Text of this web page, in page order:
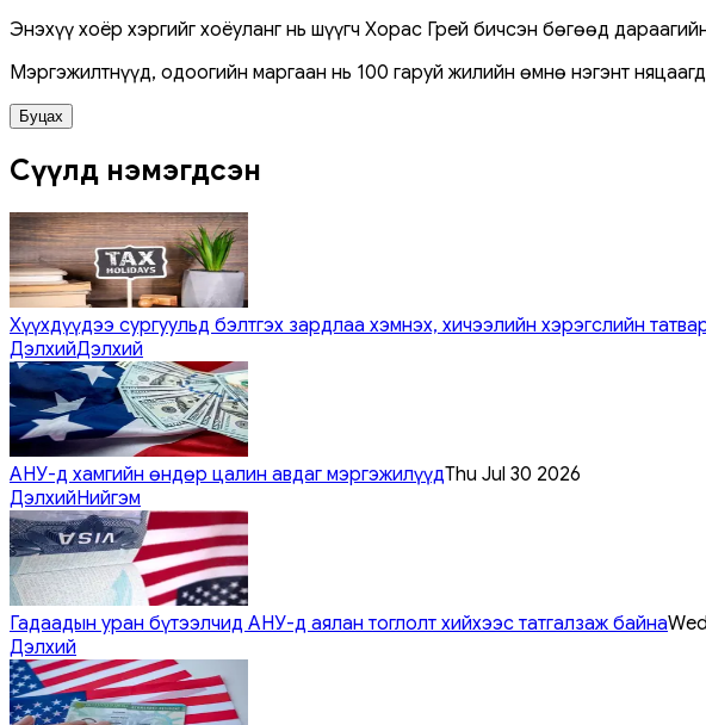
Энэхүү хоёр хэргийг хоёуланг нь шүүгч Хорас Грей бичсэн бөгөөд
Мэргэжилтнүүд, одоогийн маргаан нь 100 гаруй жилийн өмнө нэгэнт
Буцах
Сүүлд нэмэгдсэн
Хүүхдүүдээ сургуульд бэлтгэх зардлаа хэмнэх, хичээлийн хэрэгслийн
ДэлхийДэлхий
АНУ-д хамгийн өндөр цалин авдаг мэргэжилүүдThu Jul 30 2026
ДэлхийНийгэм
Гадаадын уран бүтээлчид АНУ-д аялан тоглолт хийхээс татгалзаж байна
Дэлхий